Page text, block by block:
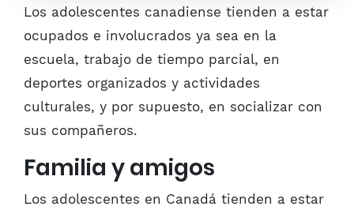
Los adolescentes canadiense tienden a estar
ocupados e involucrados ya sea en la
escuela, trabajo de tiempo parcial, en
deportes organizados y actividades
culturales, y por supuesto, en socializar con
sus compañeros.
Familia y amigos
Los adolescentes en Canadá tienden a estar